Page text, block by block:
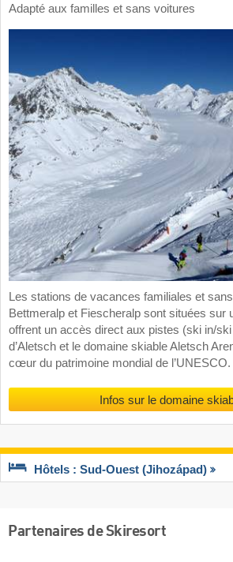
Adapté aux familles et sans voitures
Les stations de vacances familiales et
Bettmeralp et Fiescheralp sont situées sur
offrent un accès direct aux pistes (ski in/
d’Aletsch et le domaine skiable Aletsch
cœur du patrimoine mondial de l’UNESCO.
Infos sur le domaine
Hôtels : Sud-Ouest (Jihozápad)
Partenaires de Skiresort